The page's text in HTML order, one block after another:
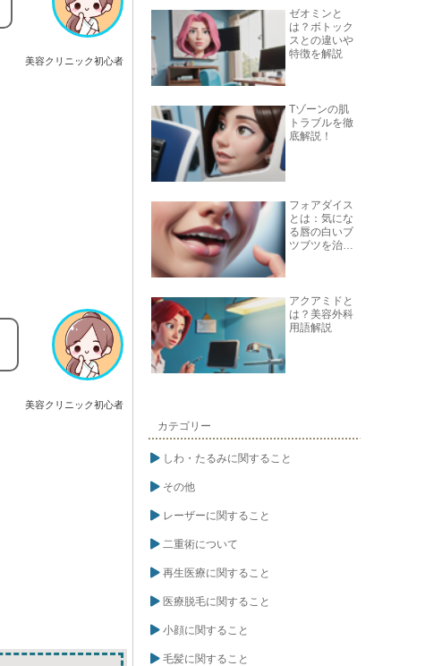
美容クリニック初心者
美容クリニック初心者
ゼオミンと
は？ボトック
スとの違いや
特徴を解説
Tゾーンの肌
トラブルを徹
底解説！
フォアダイス
とは：気にな
る唇の白いブ
ツブツを治す
アクアミドと
は？美容外科
用語解説
カテゴリー
しわ・たるみに関すること
その他
レーザーに関すること
二重術について
再生医療に関すること
医療脱毛に関すること
小顔に関すること
毛髪に関すること